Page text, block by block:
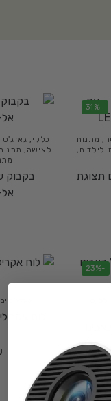
-31%
, מתנות
לילדים ,
מ"ל – עם תצוגת
כללי ,
לאישה ,
בקבוק
אל-
-23%
גאדג'טים
לוח